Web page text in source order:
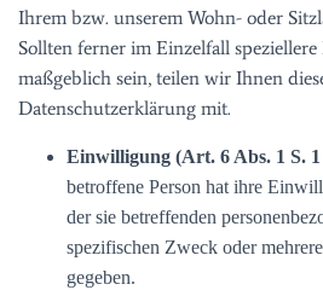
Ihrem bzw. unserem Wohn- oder
Sollten ferner im Einzelfall
maßgeblich sein, teilen wir Ihnen
Datenschutzerklärung mit.
Einwilligung (Art. 6 Abs. 1 S.
betroffene Person hat ihre
der sie betreffenden
spezifischen Zweck oder
gegeben.